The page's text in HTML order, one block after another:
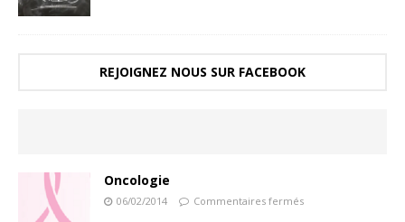
REJOIGNEZ NOUS SUR FACEBOOK
Oncologie
06/02/2014 Commentaires fermés